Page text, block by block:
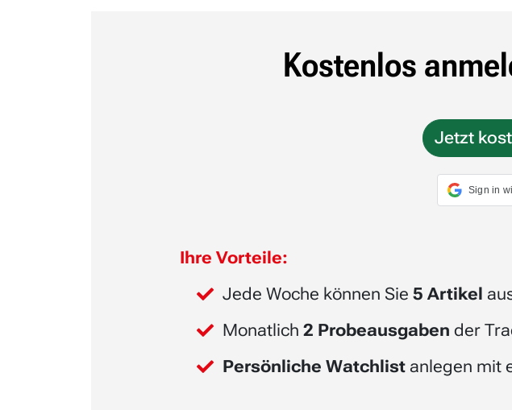
Kostenlos
Jetzt
Sign in
Ihre Vorteile:
Jede Woche können Sie 5 Artikel
Monatlich 2 Probeausgaben der
Persönliche Watchlistanlegen mit